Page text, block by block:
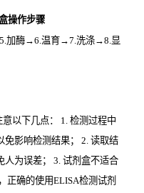
操作步骤
加酶→6.温育→7.洗涤→8.显
以下几点： 1. 检测过程中
影响检测结果； 2. 读取结
为误差； 3. 试剂盒不适合
正确的使用ELISA检测试剂